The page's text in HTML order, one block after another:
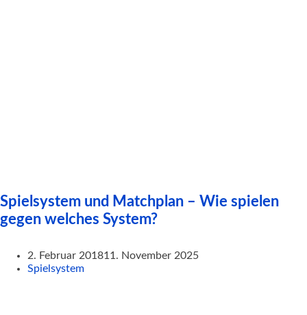
Spielsystem und Matchplan – Wie spielen
gegen welches System?
2. Februar 201811. November 2025
Spielsystem